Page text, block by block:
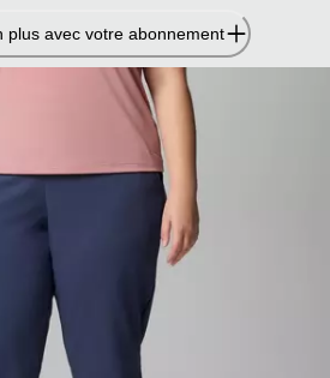
plus avec votre abonnement